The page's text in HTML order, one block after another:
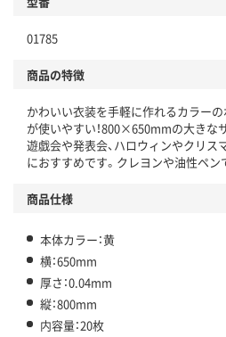
01785
商品の特徴
かわいい衣装を手軽に作れるカラー
が使いやすい！800×650mmの大きな
遊戯会や発表会、ハロウィンやクリ
におすすめです。クレヨンや油性ペン
商品仕様
本体カラー：黄
横：650mm
厚さ：0.04mm
縦：800mm
内容量：20枚